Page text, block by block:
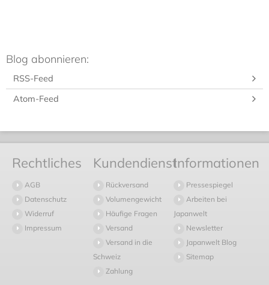
Blog abonnieren:
RSS-Feed
Atom-Feed
Rechtliches
AGB
Datenschutz
Widerruf
Impressum
Kundendienst
Rückversand
Volumengewicht
Häufige Fragen
Versand
Versand in die
Schweiz
Zahlung
Informationen
Pressespiegel
Arbeiten bei
Japanwelt
Newsletter
Japanwelt Blog
Sitemap